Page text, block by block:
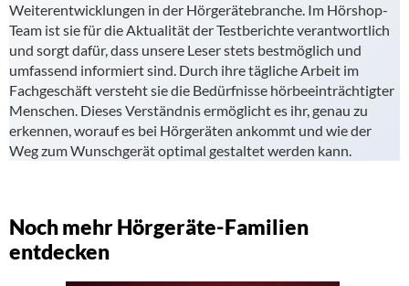
Weiterentwicklungen in der Hörgerätebranche. Im Hörshop-
Team ist sie für die Aktualität der Testberichte verantwortlich
und sorgt dafür, dass unsere Leser stets bestmöglich und
umfassend informiert sind. Durch ihre tägliche Arbeit im
Fachgeschäft versteht sie die Bedürfnisse hörbeeinträchtigter
Menschen. Dieses Verständnis ermöglicht es ihr, genau zu
erkennen, worauf es bei Hörgeräten ankommt und wie der
Weg zum Wunschgerät optimal gestaltet werden kann.
Noch mehr Hörgeräte-Familien
entdecken